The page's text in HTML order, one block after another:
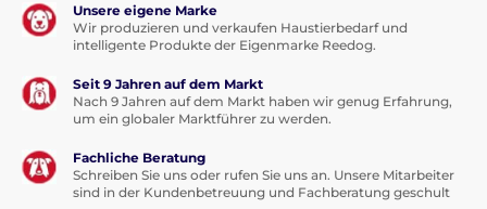
Unsere eigene Marke
Wir produzieren und verkaufen Haustierbedarf und
intelligente Produkte der Eigenmarke Reedog.
Seit 9 Jahren auf dem Markt
Nach 9 Jahren auf dem Markt haben wir genug Erfahrung,
um ein globaler Marktführer zu werden.
Fachliche Beratung
Schreiben Sie uns oder rufen Sie uns an. Unsere Mitarbeiter
sind in der Kundenbetreuung und Fachberatung geschult